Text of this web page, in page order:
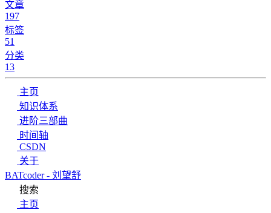
文章
197
标签
51
分类
13
主页
知识体系
进阶三部曲
时间轴
CSDN
关于
BATcoder - 刘望舒
搜索
主页